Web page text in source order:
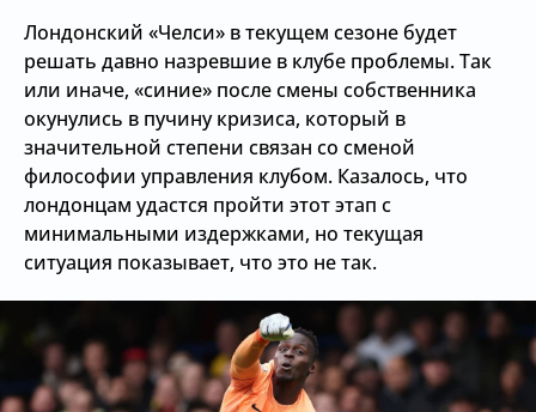
Лондонский «Челси» в текущем сезоне будет
решать давно назревшие в клубе проблемы. Так
или иначе, «синие» после смены собственника
окунулись в пучину кризиса, который в
значительной степени связан со сменой
философии управления клубом. Казалось, что
лондонцам удастся пройти этот этап с
минимальными издержками, но текущая
ситуация показывает, что это не так.
О сайте
Контакты